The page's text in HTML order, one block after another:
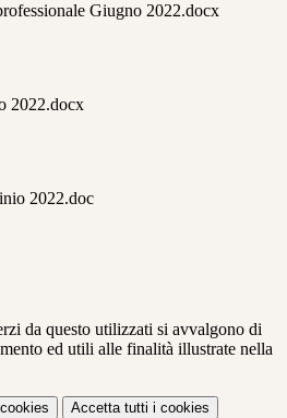
Giugno 2022.docx
2022.docx
2022.doc
da questo utilizzati si avvalgono di
ed utili alle finalità illustrate nella
Accetta tutti i cookies